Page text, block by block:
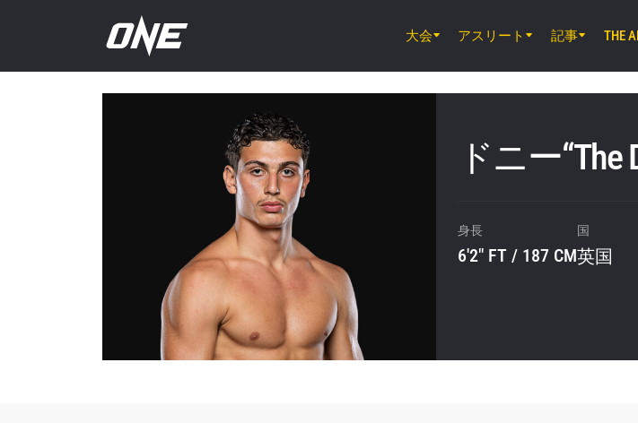
大会
ONE Friday
アスリート 記事 THE
ドニー
身長
6'2" FT / 187 CM
国
英国